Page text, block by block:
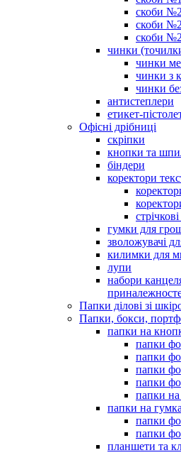
скоби
скоби
скоби
чинки
чинки
чинки з
чинки
антистеплери
етикет-
Офісні дрібниці
скріпки
кнопки та
біндери
коректори
гумки для
зволожувачі
килимки для
лупи
набори
Папки ділові зі
Папки, бокси,
папки на
папки
папки
папки
папки
папки на
папки на
папки
папки
планшети та